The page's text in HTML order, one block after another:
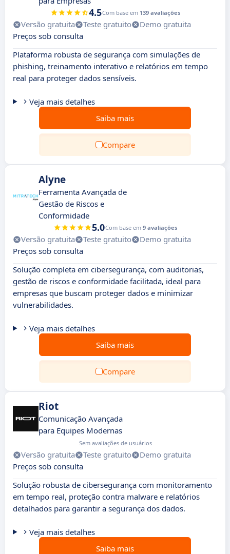
4.5Com base em 139 avaliações
Versão gratuita Teste gratuito
Demo gratuita
Preços sob consulta
Plataforma robusta de segurança com simulações de
phishing, treinamento interativo e relatórios em tempo
real para proteger dados sensíveis.
Veja mais detalhes
Saiba mais
Compare
Alyne
Ferramenta Avançada de
Gestão de Riscos e
Conformidade
5.0Com base em 9 avaliações
Versão gratuita Teste gratuito
Demo gratuita
Preços sob consulta
Solução completa em cibersegurança, com auditorias,
gestão de riscos e conformidade facilitada, ideal para
empresas que buscam proteger dados e minimizar
vulnerabilidades.
Veja mais detalhes
Saiba mais
Compare
Riot
Comunicação Avançada
para Equipes Modernas
Sem avaliações de usuários
Versão gratuita Teste gratuito
Demo gratuita
Preços sob consulta
Solução robusta de cibersegurança com monitoramento
em tempo real, proteção contra malware e relatórios
detalhados para garantir a segurança dos dados.
Veja mais detalhes
Saiba mais